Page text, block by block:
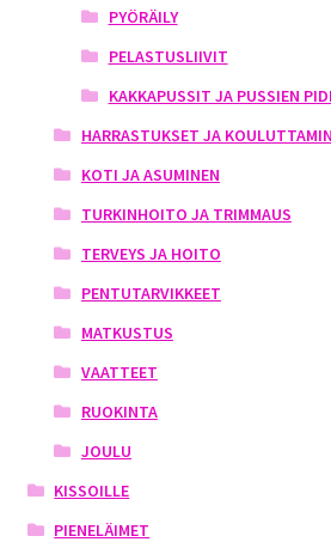
PYÖRÄILY
PELASTUSLIIVIT
KAKKAPUSSIT JA PUSSIEN
HARRASTUKSET JA
KOTI JA ASUMINEN
TURKINHOITO JA TRIMMAUS
TERVEYS JA HOITO
PENTUTARVIKKEET
MATKUSTUS
VAATTEET
RUOKINTA
JOULU
KISSOILLE
PIENELÄIMET